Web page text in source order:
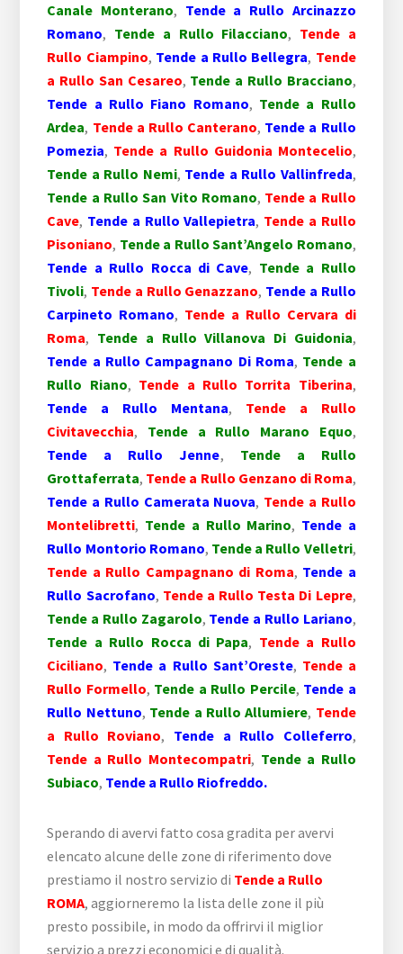
Canale Monterano, Tende a Rullo Arcinazzo
Romano, Tende a Rullo Filacciano, Tende a
Rullo Ciampino, Tende a Rullo Bellegra, Tende
a Rullo San Cesareo, Tende a Rullo Bracciano,
Tende a Rullo Fiano Romano, Tende a Rullo
Ardea, Tende a Rullo Canterano, Tende a Rullo
Pomezia, Tende a Rullo Guidonia Montecelio,
Tende a Rullo Nemi, Tende a Rullo Vallinfreda,
Tende a Rullo San Vito Romano, Tende a Rullo
Cave, Tende a Rullo Vallepietra, Tende a Rullo
Pisoniano, Tende a Rullo Sant’Angelo Romano,
Tende a Rullo Rocca di Cave, Tende a Rullo
Tivoli, Tende a Rullo Genazzano, Tende a Rullo
Carpineto Romano, Tende a Rullo Cervara di
Roma, Tende a Rullo Villanova Di Guidonia,
Tende a Rullo Campagnano Di Roma, Tende a
Rullo Riano, Tende a Rullo Torrita Tiberina,
Tende a Rullo Mentana, Tende a Rullo
Civitavecchia, Tende a Rullo Marano Equo,
Tende a Rullo Jenne, Tende a Rullo
Grottaferrata, Tende a Rullo Genzano di Roma,
Tende a Rullo Camerata Nuova, Tende a Rullo
Montelibretti, Tende a Rullo Marino, Tende a
Rullo Montorio Romano, Tende a Rullo Velletri,
Tende a Rullo Campagnano di Roma, Tende a
Rullo Sacrofano, Tende a Rullo Testa Di Lepre,
Tende a Rullo Zagarolo, Tende a Rullo Lariano,
Tende a Rullo Rocca di Papa, Tende a Rullo
Ciciliano, Tende a Rullo Sant’Oreste, Tende a
Rullo Formello, Tende a Rullo Percile, Tende a
Rullo Nettuno, Tende a Rullo Allumiere, Tende
a Rullo Roviano, Tende a Rullo Colleferro,
Tende a Rullo Montecompatri, Tende a Rullo
Subiaco, Tende a Rullo Riofreddo.
Sperando di avervi fatto cosa gradita per avervi
elencato alcune delle zone di riferimento dove
prestiamo il nostro servizio di Tende a Rullo
ROMA, aggiorneremo la lista delle zone il più
presto possibile, in modo da offrirvi il miglior
servizio a prezzi economici e di qualità.